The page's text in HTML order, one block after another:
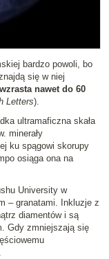
bardzo powoli, bo
się w niej
nawet do 60
Letters).
ultramaficzna skała
minerały
ku spągowi skorupy
osiąga ona na
University w
– granatami. Inkluzje z
diamentów i są
Gdy zmniejszają się